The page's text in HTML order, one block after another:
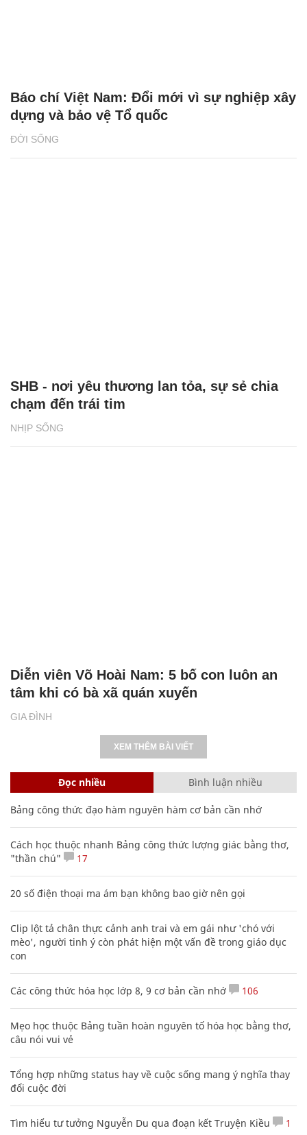
ĐỜI SỐNG
Báo chí Việt Nam: Đổi mới vì sự nghiệp xây
dựng và bảo vệ Tổ quốc
NHỊP SỐNG
SHB - nơi yêu thương lan tỏa, sự sẻ chia
chạm đến trái tim
GIA ĐÌNH
Diễn viên Võ Hoài Nam: 5 bố con luôn an
tâm khi có bà xã quán xuyến
XEM THÊM BÀI VIẾT
Đọc nhiều Bình luận nhiều
Bảng công thức đạo hàm nguyên hàm cơ bản cần nhớ
Cách học thuộc nhanh Bảng công thức lượng giác bằng thơ,
"thần chú"
17
20 số điện thoại ma ám bạn không bao giờ nên gọi
Clip lột tả chân thực cảnh anh trai và em gái như 'chó với
mèo', người tinh ý còn phát hiện một vấn đề trong giáo dục
con
Các công thức hóa học lớp 8, 9 cơ bản cần nhớ 106
Mẹo học thuộc Bảng tuần hoàn nguyên tố hóa học bằng thơ,
câu nói vui vẻ
Tổng hợp những status hay về cuộc sống mang ý nghĩa thay
đổi cuộc đời
Tìm hiểu tư tưởng Nguyễn Du qua đoạn kết Truyện Kiều 1